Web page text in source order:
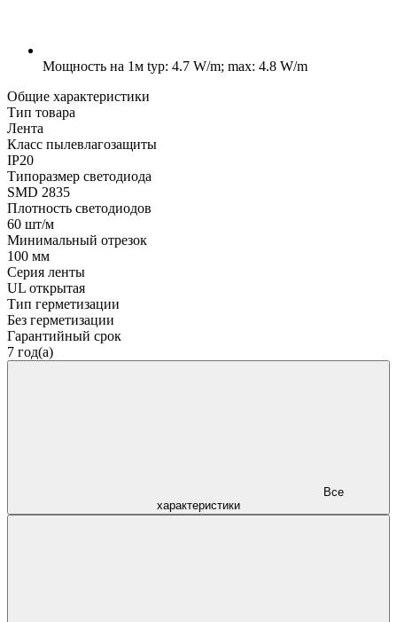
Мощность на 1м typ: 4.7 W/m; max: 4.8 W/m
Общие характеристики
Тип товара
Лента
Класс пылевлагозащиты
IP20
Типоразмер светодиода
SMD 2835
Плотность светодиодов
60 шт/м
Минимальный отрезок
100 мм
Серия ленты
UL открытая
Тип герметизации
Без герметизации
Гарантийный срок
7 год(а)
характеристики